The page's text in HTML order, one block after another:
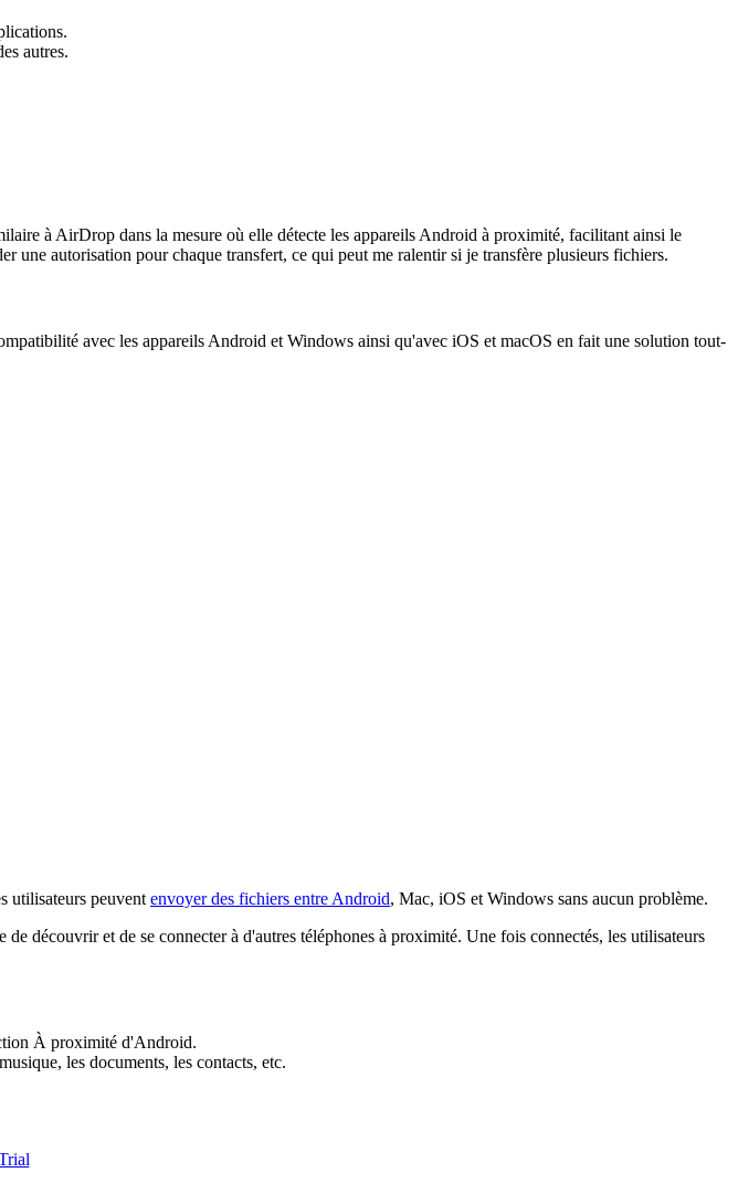
autres.
à AirDrop dans la mesure où elle détecte les appareils Android à proximité, facilitant ainsi le
une autorisation pour chaque transfert, ce qui peut me ralentir si je transfère plusieurs fichiers.
avec les appareils Android et Windows ainsi qu'avec iOS et macOS en fait une solution tout-
utilisateurs peuvent envoyer des fichiers entre Android, Mac, iOS et Windows sans aucun problème.
découvrir et de se connecter à d'autres téléphones à proximité. Une fois connectés, les utilisateurs
À proximité d'Android.
les documents, les contacts, etc.